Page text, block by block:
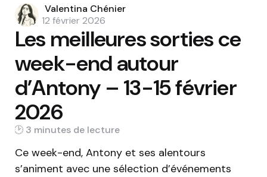
Posted
by
Valentina Chénier
12 février 2026
Les meilleures sorties ce
week-end autour
d’Antony – 13-15 février
2026
3 min
Ce week-end, Antony et ses alentours
s’animent avec une sélection d’événements